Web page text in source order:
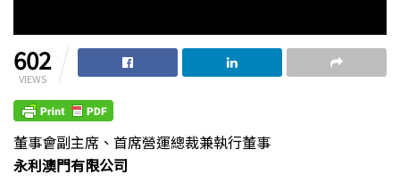
602
VIEWS
董事會副主席、首席營運總裁兼執行董事
永利澳門有限公司